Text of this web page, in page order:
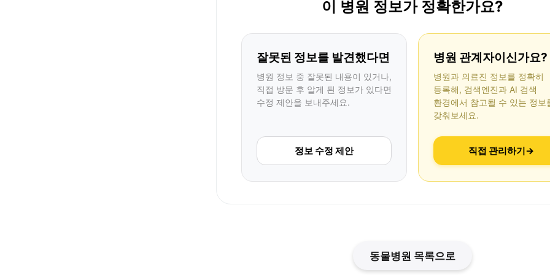
이 병원 정보가 정확한가요?
잘못된 정보를 발견했다면
병원 정보 중 잘못된 내용이 있거나,
직접 방문 후 알게 된 정보가 있다면
수정 제안을 보내주세요.
정보 수정 제안
병원 관계자이신가요?
병원과 의료진 정보를 정확히
등록해, 검색엔진과 AI 검색
환경에서 참고될 수 있는 정보
갖춰보세요.
직접 관리하기→
동물병원 목록으로